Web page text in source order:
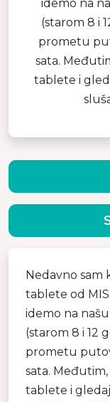
idemo na
(starom 8 i
prometu
sata.
tablete i
Nedavno sam
tablete od
idemo na
(starom 8 i 12
prometu
sata.
tablete i